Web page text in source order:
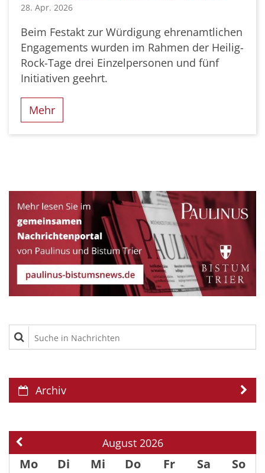
28. Apr. 2026
Beim Festakt zur Würdigung ehrenamtlichen
Engagements wurden im Rahmen der Heilig-
Rock-Tage drei Einzelpersonen und fünf
Initiativen geehrt.
Mehr
Suche in Nachrichten
Archiv
Vorherige Seite August 2026
Mo Di Mi Do Fr Sa
So